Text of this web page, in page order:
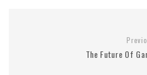
The Future Of